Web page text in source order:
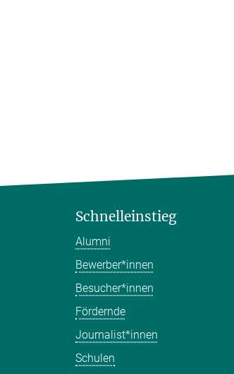
Schnelleinstieg
Alumni
Bewerber*innen
Besucher*innen
Fördernde
Journalist*innen
Schulen